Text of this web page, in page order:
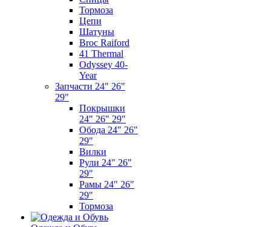
Тормоза
Цепи
Шатуны
Broc Raiford
41 Thermal
Odyssey 40-
Year
Запчасти 24" 26"
29"
Покрышки
24" 26" 29"
Обода 24" 26"
29"
Вилки
Рули 24" 26"
29"
Рамы 24" 26"
29"
Тормоза